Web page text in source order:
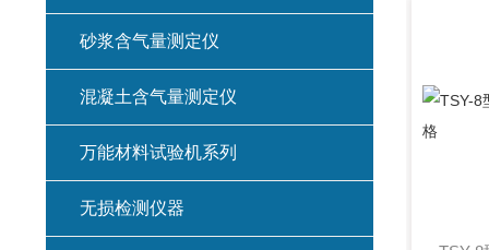
砂浆含气量测定仪
混凝土含气量测定仪
万能材料试验机系列
无损检测仪器